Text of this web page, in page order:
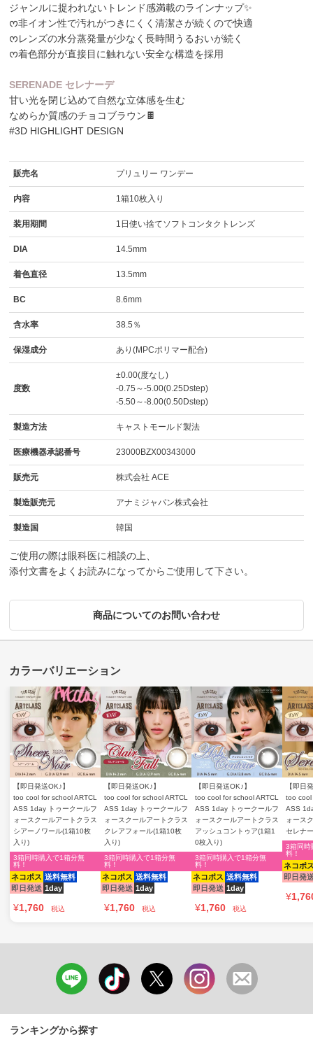
ジャンルに捉われないトレンド感満載のラインナップ✨️
ᰔ非イオン性で汚れがつきにくく清潔さが続くので快適
ᰔレンズの水分蒸発量が少なく長時間うるおいが続く
ᰔ着色部分が直接目に触れない安全な構造を採用
SERENADE セレナーデ
甘い光を閉じ込めて自然な立体感を生む
なめらか質感のチョコブラウン🍫
#3D HIGHLIGHT DESIGN
販売名 プリュリー ワンデー
内容 1箱10枚入り
装用期間 1日使い捨てソフトコンタクトレンズ
DIA 14.5mm
着色直径 13.5mm
BC 8.6mm
含水率 38.5％
保湿成分 あり(MPCポリマー配合)
度数
±0.00(度なし)
-0.75～-5.00(0.25Dstep)
-5.50～-8.00(0.50Dstep)
製造方法 キャストモールド製法
医療機器承認番号 23000BZX00343000
販売元 株式会社 ACE
製造販売元 アナミジャパン株式会社
製造国 韓国
ご使用の際は眼科医に相談の上、
添付文書をよくお読みになってからご使用して下さい。
商品についてのお問い合わせ
【即日発送OK♪】
too cool for school ARTCL
ASS 1day トゥークールフ
ォースクールアートクラス
シアーノワール(1箱10枚
入り)
ネコポス 送料無料
即日発送 1day
3箱同時購入で1箱分無
料！
¥1,760 税込
【即日発送OK♪】
too cool for school ARTCL
ASS 1day トゥークールフ
ォースクールアートクラス
クレアフォール(1箱10枚
入り)
ネコポス 送料無料
即日発送 1day
3箱同時購入で1箱分無
料！
¥1,760 税込
【即日発送OK♪】
too cool for school ARTCL
ASS 1day トゥークールフ
ォースクールアートクラス
アッシュコントゥア(1箱1
0枚入り)
ネコポス 送料無料
即日発送 1day
3箱同時購入で1箱分無
料！
¥1,760 税込
【即日
too cool
ASS
ォース
セレナ
ネコポ
即日発
3箱同時
料！
¥
ランキングから探す